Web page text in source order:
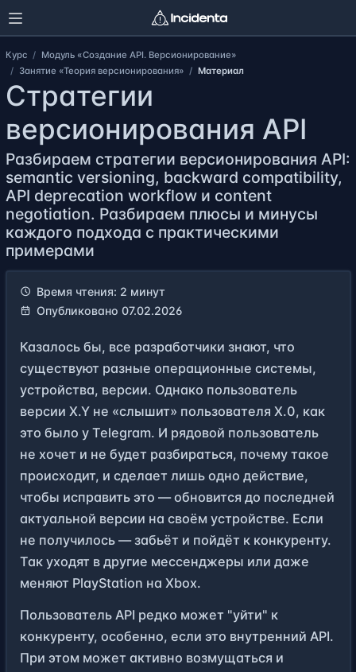
Курс
Модуль «Создание API. Версионирование»
Занятие «Теория версионирования»
Материал
Стратегии
версионирования API
Разбираем стратегии версионирования API:
semantic versioning, backward compatibility,
API deprecation workflow и content
negotiation. Разбираем плюсы и минусы
каждого подхода с практическими
примерами
Время чтения: 2 минут
Опубликовано 07.02.2026
Казалось бы, все разработчики знают, что
существуют разные операционные системы,
устройства, версии. Однако пользователь
версии X.Y не «слышит» пользователя X.0, как
это было у Telegram. И рядовой пользователь
не хочет и не будет разбираться, почему такое
происходит, и сделает лишь одно действие,
чтобы исправить это — обновится до последней
актуальной версии на своём устройстве. Если
не получилось — забьёт и пойдёт к конкуренту.
Так уходят в другие мессенджеры или даже
меняют PlayStation на Xbox.
Пользователь API редко может "уйти" к
конкуренту, особенно, если это внутренний API.
При этом может активно возмущаться и